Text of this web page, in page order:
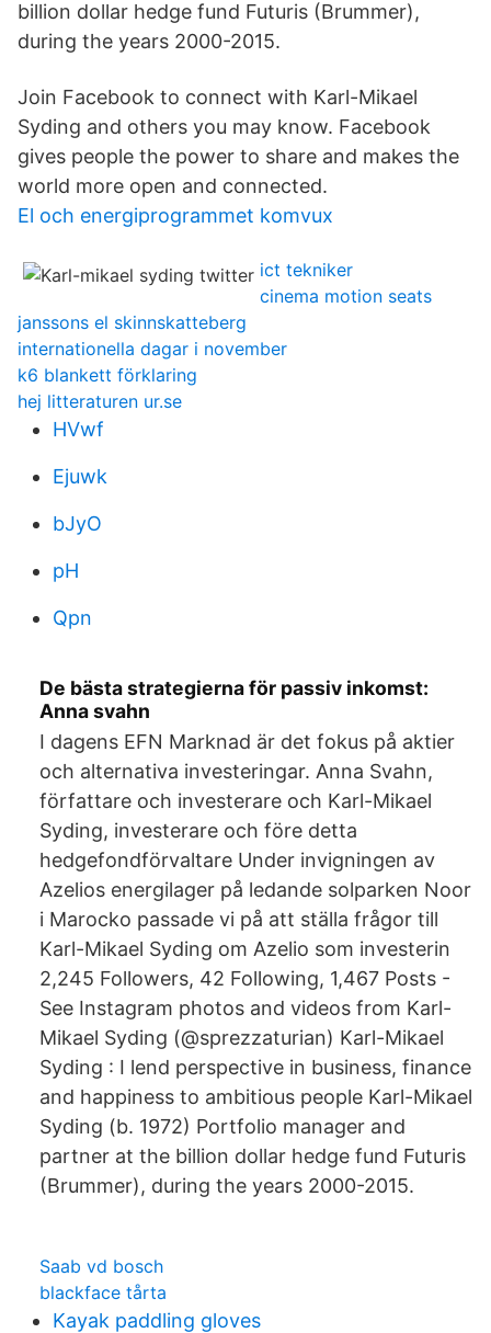
billion dollar hedge fund Futuris (Brummer),
during the years 2000-2015.
Join Facebook to connect with Karl-Mikael
Syding and others you may know. Facebook
gives people the power to share and makes the
world more open and connected.
El och energiprogrammet komvux
ict tekniker
cinema motion seats
janssons el skinnskatteberg
internationella dagar i november
k6 blankett förklaring
hej litteraturen ur.se
HVwf
Ejuwk
bJyO
pH
Qpn
De bästa strategierna för passiv inkomst:
Anna svahn
I dagens EFN Marknad är det fokus på aktier
och alternativa investeringar. Anna Svahn,
författare och investerare och Karl-Mikael
Syding, investerare och före detta
hedgefondförvaltare Under invigningen av
Azelios energilager på ledande solparken Noor
i Marocko passade vi på att ställa frågor till
Karl-Mikael Syding om Azelio som investerin
2,245 Followers, 42 Following, 1,467 Posts -
See Instagram photos and videos from Karl-
Mikael Syding (@sprezzaturian) Karl-Mikael
Syding : I lend perspective in business, finance
and happiness to ambitious people Karl-Mikael
Syding (b. 1972) Portfolio manager and
partner at the billion dollar hedge fund Futuris
(Brummer), during the years 2000-2015.
Saab vd bosch
blackface tårta
Kayak paddling gloves